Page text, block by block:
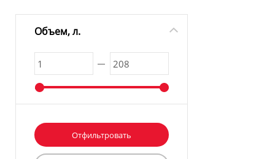
Объем, л.